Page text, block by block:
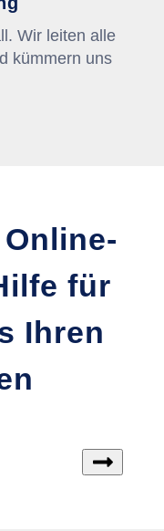
Wir leiten alle
kümmern uns
für
Ihren